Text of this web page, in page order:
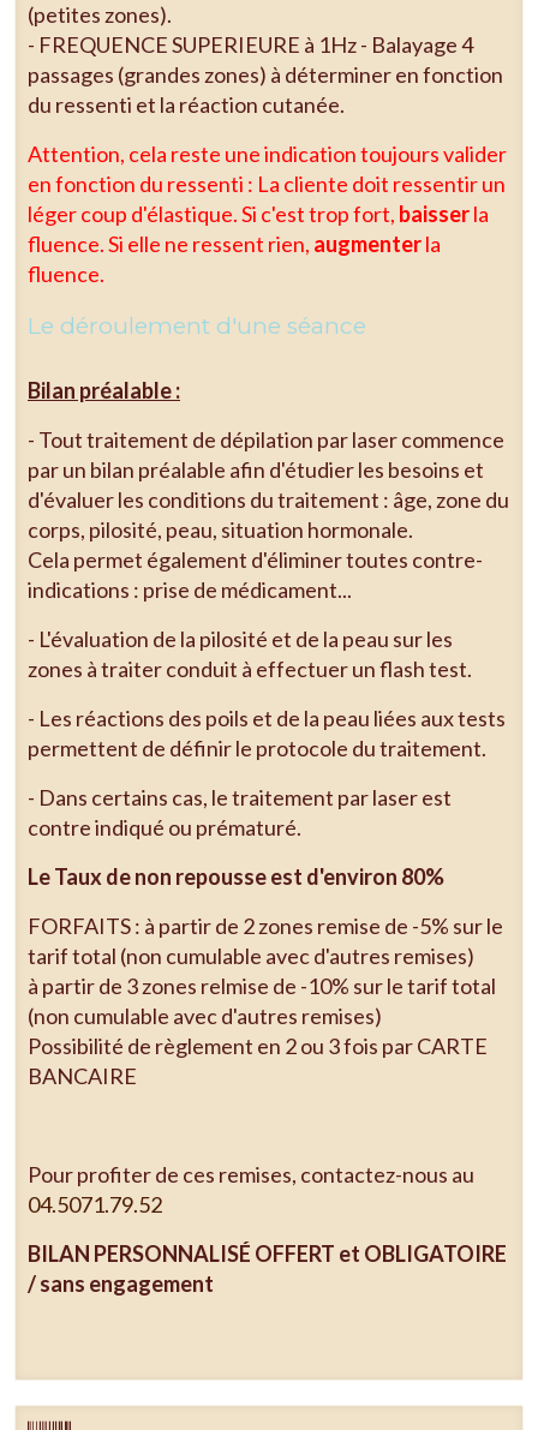
(petites zones).
- FREQUENCE SUPERIEURE à 1Hz - Balayage 4
passages (grandes zones) à déterminer en fonction
du ressenti et la réaction cutanée.
Attention, cela reste une indication toujours valider
en fonction du ressenti : La cliente doit ressentir un
léger coup d'élastique. Si c'est trop fort, baisserla
fluence. Si elle ne ressent rien, augmenterla
fluence.
Le déroulement d'une séance
Bilan préalable :
- Tout traitement de dépilation par laser commence
par un bilan préalable afin d'étudier les besoins et
d'évaluer les conditions du traitement : âge, zone du
corps, pilosité, peau, situation hormonale.
Cela permet également d'éliminer toutes contre-
indications : prise de médicament...
- L'évaluation de la pilosité et de la peau sur les
zones à traiter conduit à effectuer un flash test.
- Les réactions des poils et de la peau liées aux tests
permettent de définir le protocole du traitement.
- Dans certains cas, le traitement par laser est
contre indiqué ou prématuré.
Le Taux de non repousse est d'environ 80%
FORFAITS : à partir de 2 zones remise de -5% sur le
tarif total (non cumulable avec d'autres remises)
à partir de 3 zones relmise de -10% sur le tarif total
(non cumulable avec d'autres remises)
Possibilité de règlement en 2 ou 3 fois par CARTE
BANCAIRE
Pour profiter de ces remises, contactez-nous au
04.5071.79.52
BILAN PERSONNALISÉ OFFERT et OBLIGATOIRE
/ sans engagement